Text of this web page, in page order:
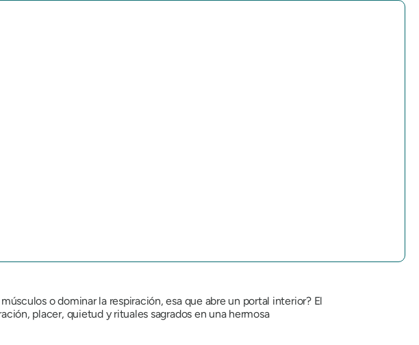
o dominar la respiración, esa que abre un portal interior? El
placer, quietud y rituales sagrados en una hermosa